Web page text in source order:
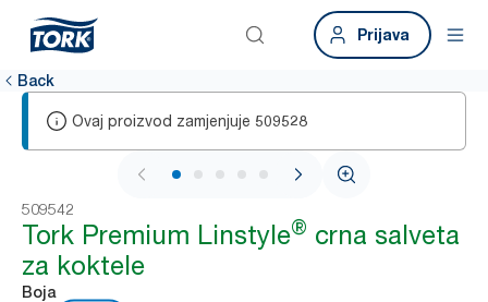
Prijava
Back
Ovaj proizvod zamjenjuje 509528
1 / 5
509542
Tork Premium Linstyle® crna salveta
za koktele
Boja